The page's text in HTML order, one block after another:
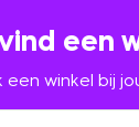
een
een winkel bij